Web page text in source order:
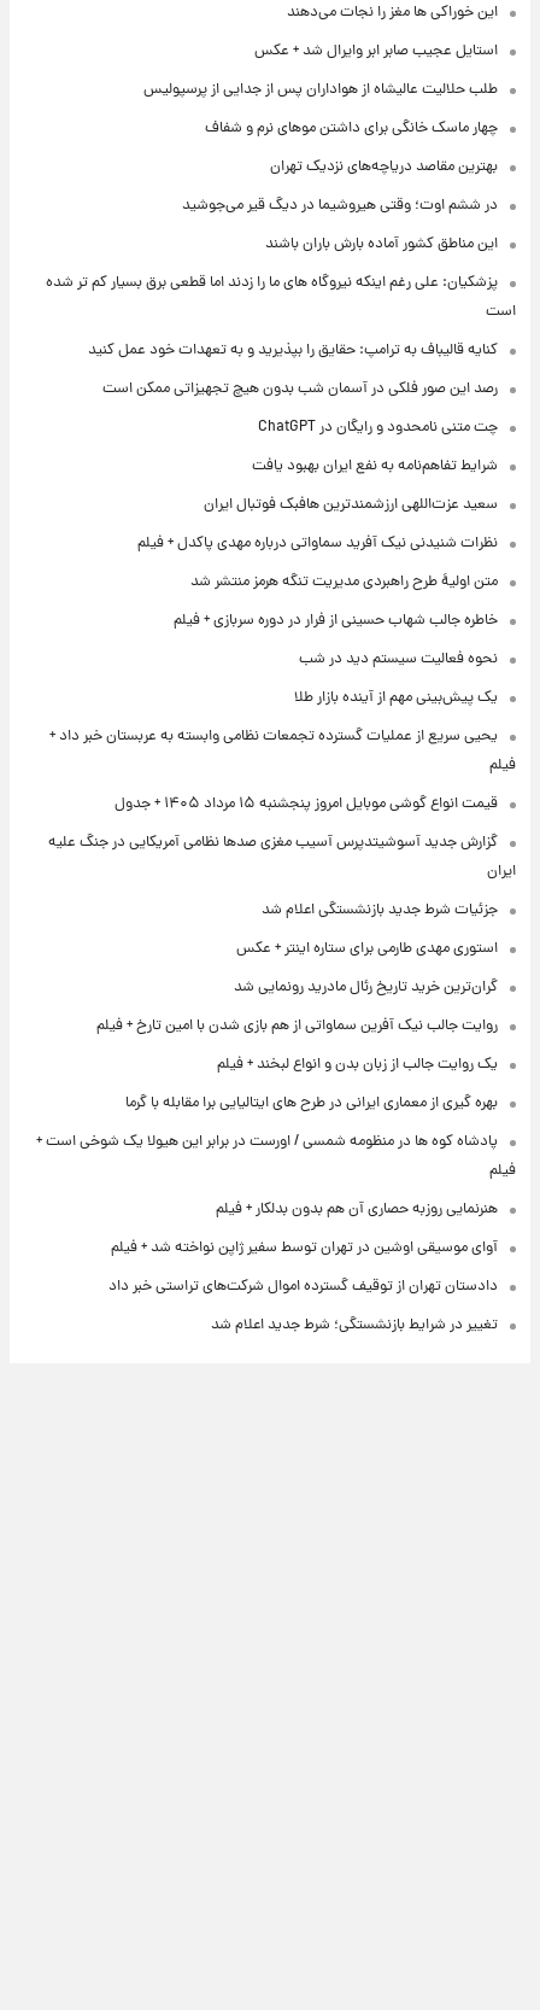
این خوراکی ها مغز را نجات می‌دهند
استایل عجیب صابر ابر وایرال شد + عکس
طلب حلالیت عالیشاه از هواداران پس از جدایی از پرسپولیس
چهار ماسک خانگی برای داشتن موهای نرم و شفاف
بهترین مقاصد دریاچه‌های نزدیک تهران
در ششم اوت؛ وقتی هیروشیما در دیگ قیر می‌جوشید
این مناطق کشور آماده بارش باران باشند
پزشکیان: علی رغم اینکه نیروگاه های ما را زدند اما قطعی برق بسیار کم تر شده
است
کنایه قالیباف به ترامپ: حقایق را بپذیرید و به تعهدات خود عمل کنید
رصد این صور فلکی در آسمان شب بدون هیچ تجهیزاتی ممکن است
چت متنی نامحدود و رایگان در ChatGPT
شرایط تفاهم‌نامه به نفع ایران بهبود یافت
سعید عزت‌اللهی ارزشمندترین هافبک فوتبال ایران
نظرات شنیدنی نیک آفرید سماواتی درباره مهدی پاکدل + فیلم
متن اولیۀ طرح راهبردی مدیریت تنگه هرمز منتشر شد
خاطره جالب شهاب حسینی از فرار در دوره سربازی + فیلم
نحوه فعالیت سیستم دید در شب
یک پیش‌بینی مهم از آینده بازار طلا
یحیی سریع از عملیات گسترده تجمعات نظامی وابسته به عربستان خبر داد +
فیلم
قیمت انواع گوشی موبایل امروز پنجشنبه ۱۵ مرداد ۱۴۰۵ + جدول
گزارش جدید آسوشیتدپرس آسیب مغزی صدها نظامی آمریکایی در جنگ علیه
ایران
جزئیات شرط جدید بازنشستگی اعلام شد
استوری مهدی طارمی برای ستاره اینتر + عکس
گران‌ترین خرید تاریخ رئال مادرید رونمایی شد
روایت جالب نیک آفرین سماواتی از هم بازی شدن با امین تارخ + فیلم
یک روایت جالب از زبان بدن و انواع لبخند + فیلم
بهره گیری از معماری ایرانی در طرح های ایتالیایی برا مقابله با گرما
پادشاه کوه ها در منظومه شمسی / اورست در برابر این هیولا یک شوخی است +
فیلم
هنرنمایی روزبه حصاری آن هم بدون بدلکار + فیلم
آوای موسیقی اوشین در تهران توسط سفیر ژاپن نواخته شد + فیلم
دادستان تهران از توقیف گسترده اموال شرکت‌های تراستی خبر داد
تغییر در شرایط بازنشستگی؛ شرط جدید اعلام شد